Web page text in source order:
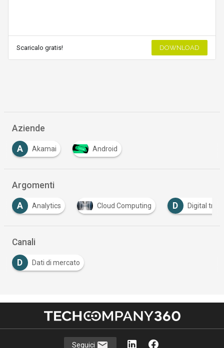
Scaricalo gratis! DOWNLOAD
Aziende
A Akamai Android
Argomenti
A Analytics Cloud Computing D Digital
Canali
D Dati di mercato
Seguici